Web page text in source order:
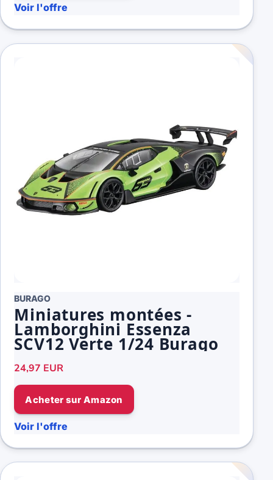
Voir l'offre
BURAGO
Miniatures montées -
Lamborghini Essenza
SCV12 Verte 1/24 Burago
24,97 EUR
Acheter sur Amazon
Voir l'offre